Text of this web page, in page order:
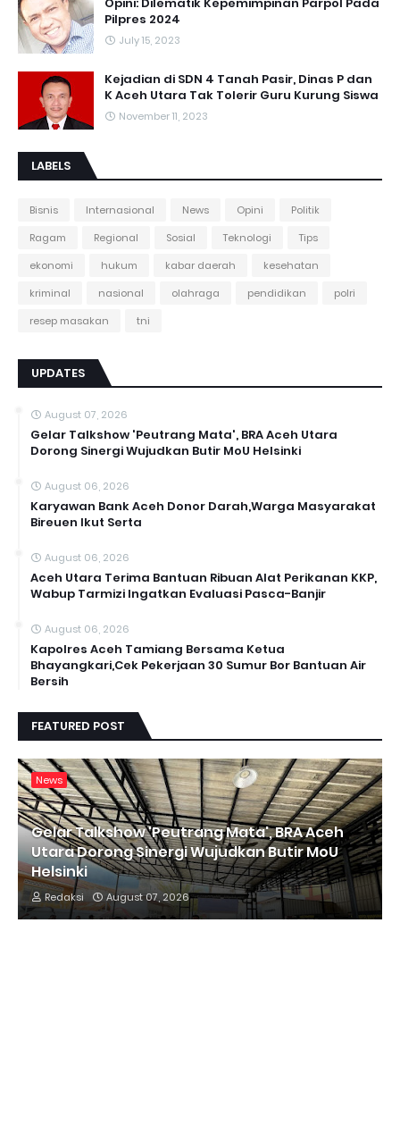
Pilpres 2024
July 15, 2023
Kejadian di SDN 4 Tanah Pasir, Dinas P dan
K Aceh Utara Tak Tolerir Guru Kurung Siswa
November 11, 2023
LABELS
Bisnis Internasional News Opini
Politik
Ragam
Regional Sosial Teknologi
Tips
ekonomi
hukum kabar daerah
kesehatan
kriminal
nasional olahraga pendidikan
polri
resep masakan
tni
UPDATES
August 07, 2026
Gelar Talkshow 'Peutrang Mata', BRA Aceh Utara
Dorong Sinergi Wujudkan Butir MoU Helsinki
August 06, 2026
Karyawan Bank Aceh Donor Darah,Warga Masyarakat
Bireuen Ikut Serta
August 06, 2026
Aceh Utara Terima Bantuan Ribuan Alat Perikanan KKP,
Wabup Tarmizi Ingatkan Evaluasi Pasca-Banjir
August 06, 2026
Kapolres Aceh Tamiang Bersama Ketua
Bhayangkari,Cek Pekerjaan 30 Sumur Bor Bantuan Air
Bersih
FEATURED POST
News
Gelar Talkshow 'Peutrang Mata', BRA Aceh
Utara Dorong Sinergi Wujudkan Butir MoU
Helsinki
Redaksi August 07, 2026